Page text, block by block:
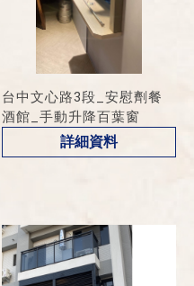
台中文心路3段_安慰劑餐
酒館_手動升降百葉窗
詳細資料